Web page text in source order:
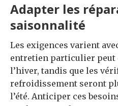
Adapter les
saisonnalité
Les exigences varient
entretien particulier peut
l’hiver, tandis que les
refroidissement seront
l’été. Anticiper ces